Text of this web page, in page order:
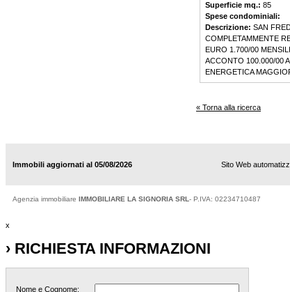
Superficie mq.: 85
Spese condominiali:
Descrizione: SAN
COMPLETAMMENTE
EURO 1.700/00
ACCONTO 100.000/00
ENERGETICA
« Torna alla ricerca
Immobili aggiornati al 05/08/2026 Sito Web
Agenzia immobiliare IMMOBILIARE LA SIGNORIA SRL - P.IVA: 02234710487
x
› RICHIESTA INFORMAZIONI
Nome e Cognome: